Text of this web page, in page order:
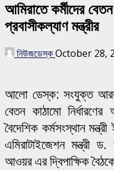
আমিরাতে কর্মীদের
প্রবাসীকল্যাণ মন্ত্রীর
নিউজডেস্কOctober 28,
আলো ডেস্ক: সংযুক্ত আরব
বেতন কাঠামো
বৈদেশিক কর্মসংস্থান
এমিরাটাইজেশন
আওয়র এর দ্বিপাক্ষিক